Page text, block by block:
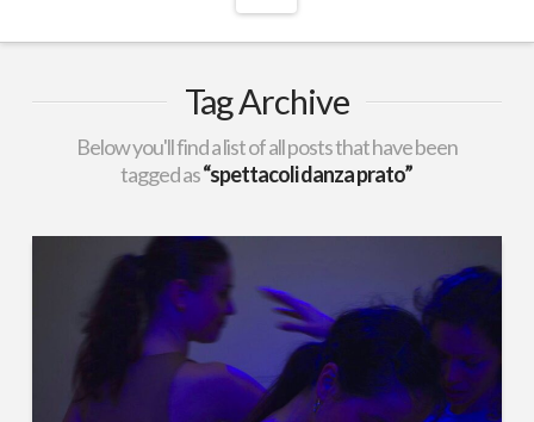
Tag Archive
Below you'll find a list of all posts that have been
tagged as“spettacoli danza prato”